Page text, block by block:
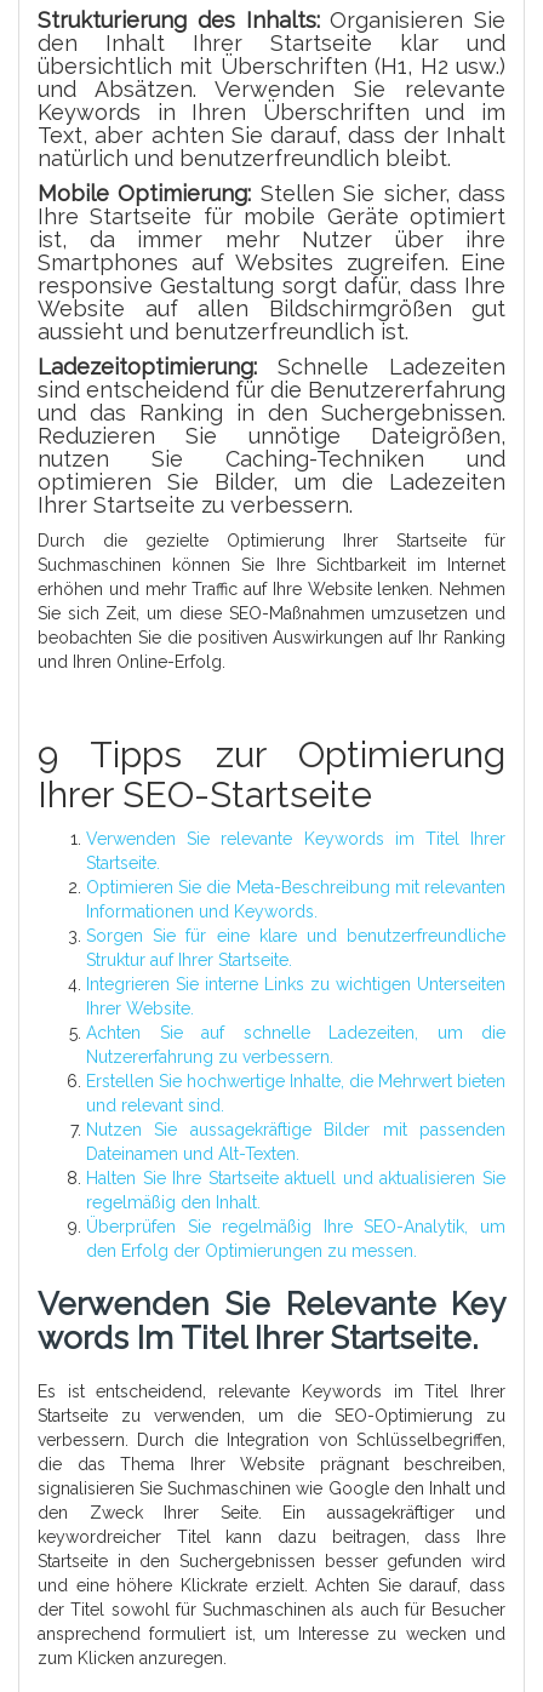
Strukturierung des Inhalts:Organisieren Sie
den Inhalt Ihrer Startseite klar und
übersichtlich mit Überschriften (H1, H2 usw.)
und Absätzen. Verwenden Sie relevante
Keywords in Ihren Überschriften und im
Text, aber achten Sie darauf, dass der Inhalt
natürlich und benutzerfreundlich bleibt.
Mobile Optimierung: Stellen Sie sicher, dass
Ihre Startseite für mobile Geräte optimiert
ist, da immer mehr Nutzer über ihre
Smartphones auf Websites zugreifen. Eine
responsive Gestaltung sorgt dafür, dass Ihre
Website auf allen Bildschirmgrößen gut
aussieht und benutzerfreundlich ist.
Ladezeitoptimierung: Schnelle Ladezeiten
sind entscheidend für die Benutzererfahrung
und das Ranking in den Suchergebnissen.
Reduzieren Sie unnötige Dateigrößen,
nutzen Sie Caching-Techniken und
optimieren Sie Bilder, um die Ladezeiten
Ihrer Startseite zu verbessern.
Durch die gezielte Optimierung Ihrer Startseite für
Suchmaschinen können Sie Ihre Sichtbarkeit im Internet
erhöhen und mehr Traffic auf Ihre Website lenken. Nehmen
Sie sich Zeit, um diese SEO-Maßnahmen umzusetzen und
beobachten Sie die positiven Auswirkungen auf Ihr Ranking
und Ihren Online-Erfolg.
9 Tipps zur Optimierung
Ihrer SEO-Startseite
Verwenden Sie relevante Keywords im Titel Ihrer
Startseite.
Optimieren Sie die Meta-Beschreibung mit relevanten
Informationen und Keywords.
Sorgen Sie für eine klare und benutzerfreundliche
Struktur auf Ihrer Startseite.
Integrieren Sie interne Links zu wichtigen Unterseiten
Ihrer Website.
Achten Sie auf schnelle Ladezeiten, um die
Nutzererfahrung zu verbessern.
Erstellen Sie hochwertige Inhalte, die Mehrwert bieten
und relevant sind.
Nutzen Sie aussagekräftige Bilder mit passenden
Dateinamen und Alt-Texten.
Halten Sie Ihre Startseite aktuell und aktualisieren Sie
regelmäßig den Inhalt.
Überprüfen Sie regelmäßig Ihre SEO-Analytik, um
den Erfolg der Optimierungen zu messen.
Verwenden Sie Relevante Key
Words Im Titel Ihrer Startseite.
Es ist entscheidend, relevante Keywords im Titel Ihrer
Startseite zu verwenden, um die SEO-Optimierung zu
verbessern. Durch die Integration von Schlüsselbegriffen,
die das Thema Ihrer Website prägnant beschreiben,
signalisieren Sie Suchmaschinen wie Google den Inhalt und
den Zweck Ihrer Seite. Ein aussagekräftiger und
keywordreicher Titel kann dazu beitragen, dass Ihre
Startseite in den Suchergebnissen besser gefunden wird
und eine höhere Klickrate erzielt. Achten Sie darauf, dass
der Titel sowohl für Suchmaschinen als auch für Besucher
ansprechend formuliert ist, um Interesse zu wecken und
zum Klicken anzuregen.